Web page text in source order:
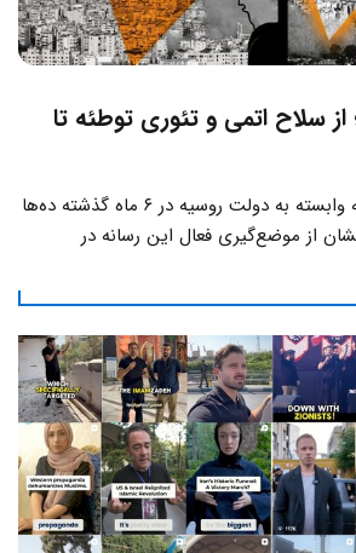
سلاح اتمی و تئوری توطئه تا
اسپوتنیک فارسی، رسانه وابسته به دولت روسیه در ۶ ماه گذشته ده‌ها
از موضع‌گیری فعال این رسانه‌ در
داخلی ایران دارد.